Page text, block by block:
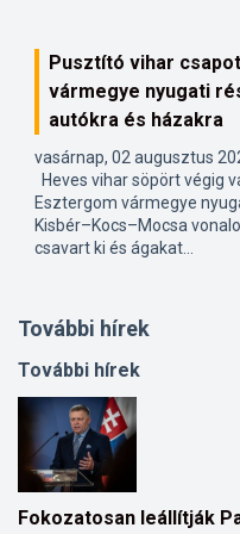
Pusztító vihar
vármegye nyugati
autókra és házakra
vasárnap, 02 augusztus
Heves vihar söpört végig
Esztergom vármegye
Kisbér–Kocs–Mocsa
csavart ki és ágakat...
További hírek
További hírek
Fokozatosan leállítják